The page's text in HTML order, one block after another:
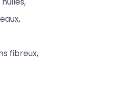
fibreux,